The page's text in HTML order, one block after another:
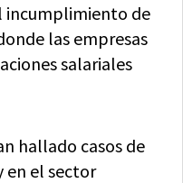
incumplimiento de
las empresas
salariales
hallado casos de
en el sector